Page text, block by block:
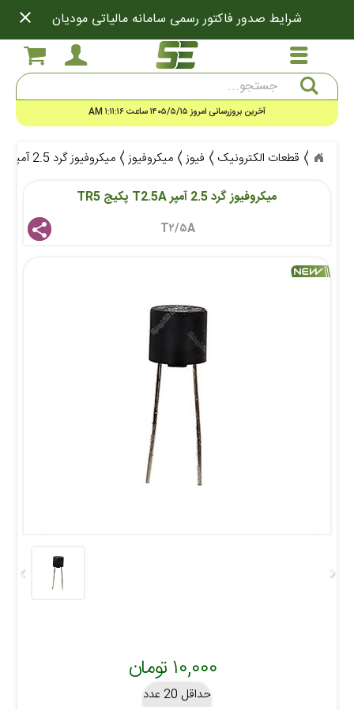
شرایط صدور فاکتور رسمی سامانه مالیاتی مودیان close
آخرین بروزرسانی امروز ۱۴۰۵/۵/۱۵ ساعت ۱:۱۱:۱۶ AM
قطعات الکترونیک فیوز میکروفیوز
میکروفیوز گرد 2.5 آمپر T2.5A پکیج TR5
میکروفیوز گرد 2.5 آمپر T2.5A پکیج TR5
T۲/۵A share
۱۰,۰۰۰ تومان
حداقل 20 عدد